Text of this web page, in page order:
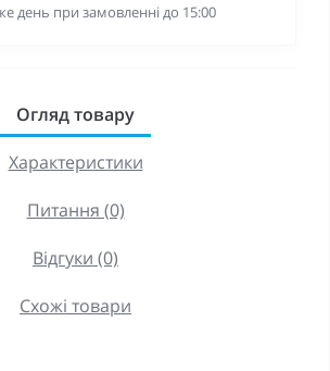
день при замовленні до 15:00
Огляд товару
Характеристики
Питання (0)
Відгуки (0)
Схожі товари